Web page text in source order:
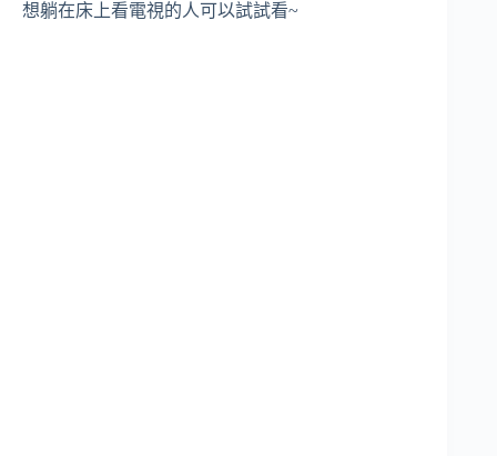
想躺在床上看電視的人可以試試看~